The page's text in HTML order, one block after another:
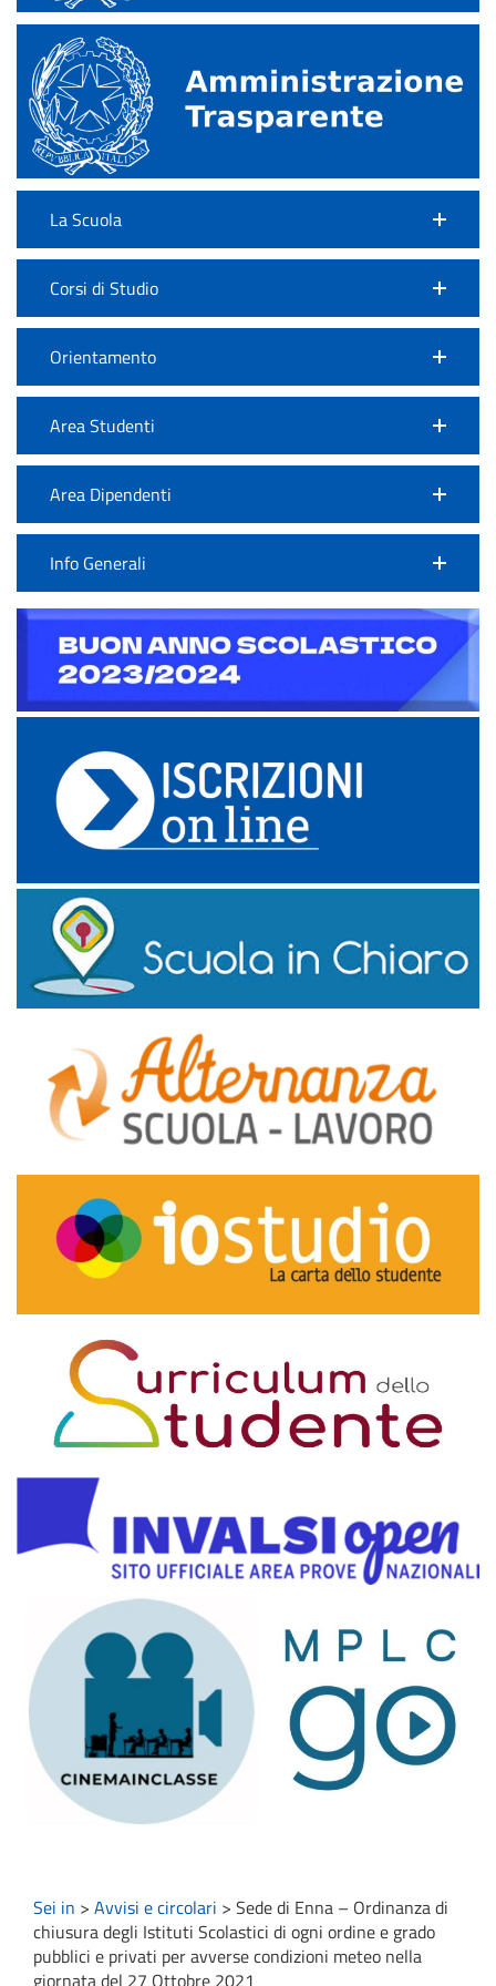
La Scuola
Corsi di Studio
Orientamento
Area Studenti
Area Dipendenti
Info Generali
Sei in > Avvisi e circolari > Sede di Enna – Ordinanza di
chiusura degli Istituti Scolastici di ogni ordine e grado
pubblici e privati per avverse condizioni meteo nella